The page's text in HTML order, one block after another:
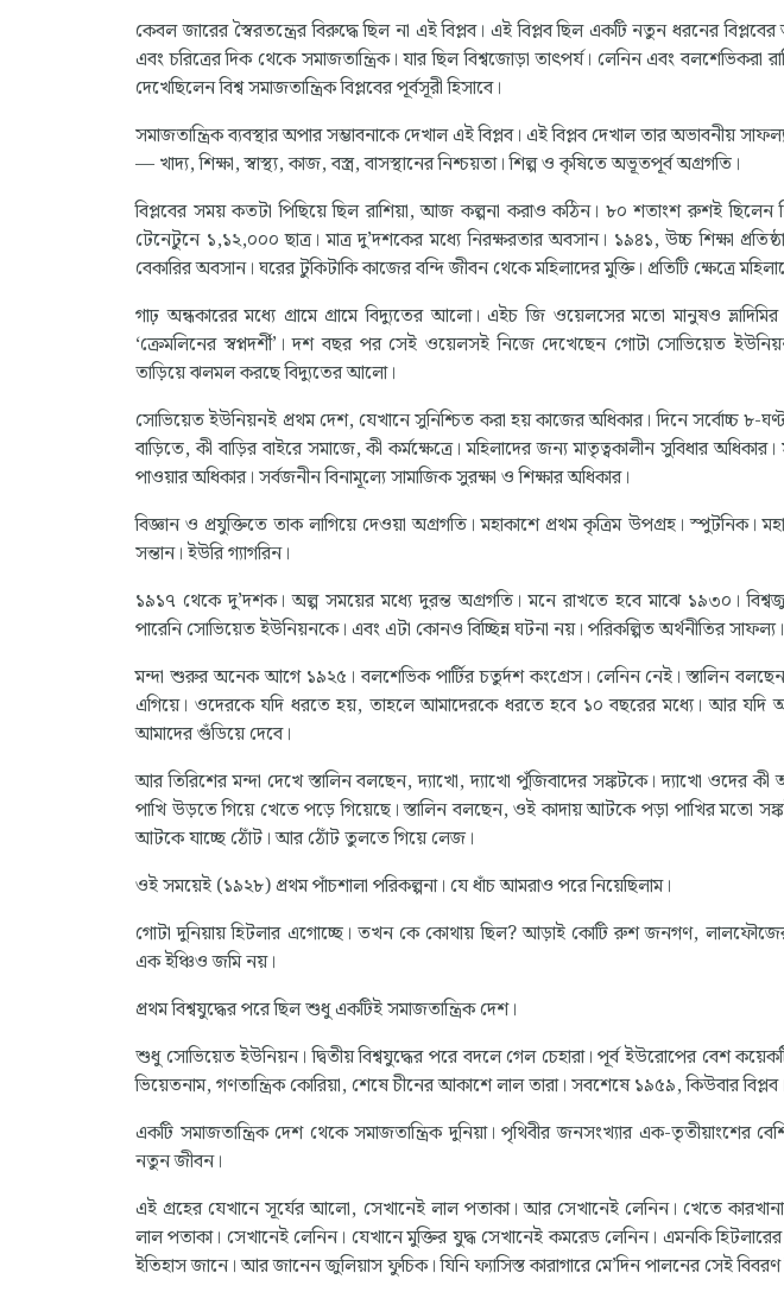
কেবল জারের স্বৈরতন্ত্রের বিরুদ্ধে ছিল না এই বিপ্লব। এই বিপ্লব ছিল একটি নতুন ধরনের বিপ্লবের
এবং চরিত্রের দিক থেকে সমাজতান্ত্রিক। যার ছিল বিশ্বজোড়া তাৎপর্য। লেনিন এবং বলশেভিকরা
দেখেছিলেন বিশ্ব সমাজতান্ত্রিক বিপ্লবের পূর্বসূরী হিসাবে।
সমাজতান্ত্রিক ব্যবস্থার অপার সম্ভাবনাকে দেখাল এই বিপ্লব। এই বিপ্লব দেখাল তার অভাবনীয়
— খাদ্য, শিক্ষা, স্বাস্থ্য, কাজ, বস্ত্র, বাসস্থানের নিশ্চয়তা। শিল্প ও কৃষিতে অভূতপূর্ব অগ্রগতি।
বিপ্লবের সময় কতটা পিছিয়ে ছিল রাশিয়া, আজ কল্পনা করাও কঠিন। ৮০ শতাংশ রুশই ছিলেন
টেনেটুনে ১,১২,০০০ ছাত্র। মাত্র দু’দশকের মধ্যে নিরক্ষরতার অবসান। ১৯৪১, উচ্চ শিক্ষা
বেকারির অবসান। ঘরের টুকিটাকি কাজের বন্দি জীবন থেকে মহিলাদের মুক্তি। প্রতিটি ক্ষেত্রে
গাঢ় অন্ধকারের মধ্যে গ্রামে গ্রামে বিদ্যুতের আলো। এইচ জি ওয়েলসের মতো মানুষও ভ্লাদিমির
‘ক্রেমলিনের স্বপ্নদর্শী’। দশ বছর পর সেই ওয়েলসই নিজে দেখেছেন গোটা সোভিয়েত
তাড়িয়ে ঝলমল করছে বিদ্যুতের আলো।
সোভিয়েত ইউনিয়নই প্রথম দেশ, যেখানে সুনিশ্চিত করা হয় কাজের অধিকার। দিনে সর্বোচ্চ ৮-
বাড়িতে, কী বাড়ির বাইরে সমাজে, কী কর্মক্ষেত্রে। মহিলাদের জন্য মাতৃত্বকালীন সুবিধার
পাওয়ার অধিকার। সর্বজনীন বিনামূল্যে সামাজিক সুরক্ষা ও শিক্ষার অধিকার।
বিজ্ঞান ও প্রযুক্তিতে তাক লাগিয়ে দেওয়া অগ্রগতি। মহাকাশে প্রথম কৃত্রিম উপগ্রহ। স্পুটনিক।
সন্তান। ইউরি গ্যাগরিন।
১৯১৭ থেকে দু’দশক। অল্প সময়ের মধ্যে দুরন্ত অগ্রগতি। মনে রাখতে হবে মাঝে ১৯৩০।
পারেনি সোভিয়েত ইউনিয়নকে। এবং এটা কোনও বিচ্ছিন্ন ঘটনা নয়। পরিকল্পিত অর্থনীতির সাফল্য।
মন্দা শুরুর অনেক আগে ১৯২৫। বলশেভিক পার্টির চতুর্দশ কংগ্রেস। লেনিন নেই। স্তালিন
এগিয়ে। ওদেরকে যদি ধরতে হয়, তাহলে আমাদেরকে ধরতে হবে ১০ বছরের মধ্যে। আর যদি
আমাদের গুঁডিয়ে দেবে।
আর তিরিশের মন্দা দেখে স্তালিন বলছেন, দ্যাখো, দ্যাখো পুঁজিবাদের সঙ্কটকে। দ্যাখো ওদের
পাখি উড়তে গিয়ে খেতে পড়ে গিয়েছে। স্তালিন বলছেন, ওই কাদায় আটকে পড়া পাখির মতো
আটকে যাচ্ছে ঠোঁট। আর ঠোঁট তুলতে গিয়ে লেজ।
ওই সময়েই (১৯২৮) প্রথম পাঁচশালা পরিকল্পনা। যে ধাঁচ আমরাও পরে নিয়েছিলাম।
গোটা দুনিয়ায় হিটলার এগোচ্ছে। তখন কে কোথায় ছিল? আড়াই কোটি রুশ জনগণ, লালফৌজের
এক ইঞ্চিও জমি নয়।
প্রথম বিশ্বযুদ্ধের পরে ছিল শুধু একটিই সমাজতান্ত্রিক দেশ।
শুধু সোভিয়েত ইউনিয়ন। দ্বিতীয় বিশ্বযুদ্ধের পরে বদলে গেল চেহারা। পূর্ব ইউরোপের বেশ
ভিয়েতনাম, গণতান্ত্রিক কোরিয়া, শেষে চীনের আকাশে লাল তারা। সবশেষে ১৯৫৯, কিউবার বিপ্লব।
একটি সমাজতান্ত্রিক দেশ থেকে সমাজতান্ত্রিক দুনিয়া। পৃথিবীর জনসংখ্যার এক-তৃতীয়াংশের
নতুন জীবন।
এই গ্রহের যেখানে সূর্যের আলো, সেখানেই লাল পতাকা। আর সেখানেই লেনিন। খেতে
লাল পতাকা। সেখানেই লেনিন। যেখানে মুক্তির যুদ্ধ সেখানেই কমরেড লেনিন। এমনকি
ইতিহাস জানে। আর জানেন জুলিয়াস ফুচিক। যিনি ফ্যাসিস্ত কারাগারে মে’দিন পালনের সেই